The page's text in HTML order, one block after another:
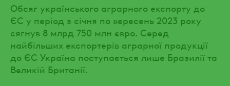
Обсяг українського аграрного експорту до
ЄС у період з січня по вересень 2023 року
сягнув 8 млрд 750 млн євро. Серед
найбільших експортерів аграрної продукції
до ЄС Україна поступається лише Бразилії та
Великій Британії.